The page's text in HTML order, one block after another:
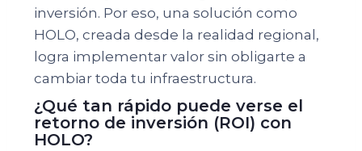
inversión. Por eso, una solución como
HOLO, creada desde la realidad regional,
logra implementar valor sin obligarte a
cambiar toda tu infraestructura.
¿Qué tan rápido puede verse el
retorno de inversión (ROI) con
HOLO?